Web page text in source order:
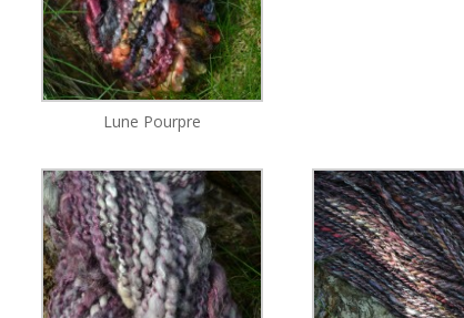
Lune Pourpre